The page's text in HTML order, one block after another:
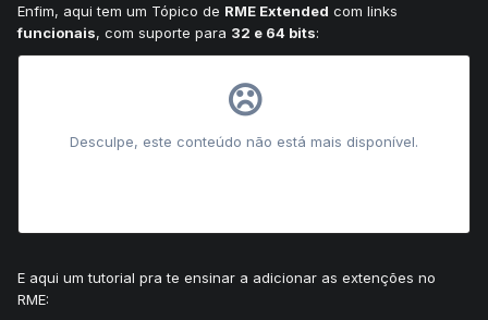
Enfim, aqui tem um Tópico de RME Extended com links
funcionais, com suporte para 32 e 64 bits:
E aqui um tutorial pra te ensinar a adicionar as extenções no
RME: